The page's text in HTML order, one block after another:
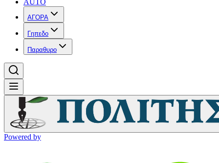
AUTO
ΑΓΟΡΑ
Γηπεδο
Παραθυρο
Powered by